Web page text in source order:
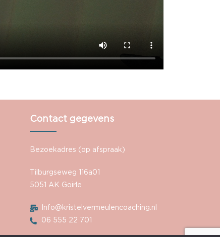
Contact gegevens
Bezoekadres (op afspraak)
Tilburgseweg 116a01
5051 AK Goirle
Info@kristelvermeulencoaching.nl
06 555 22 701